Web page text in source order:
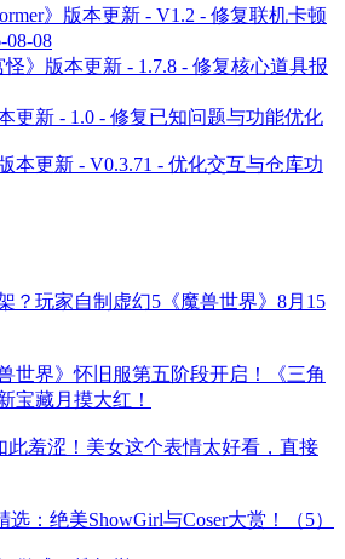
》版本更新 - V1.2 - 修复联机卡顿
08-08
怪》版本更新 - 1.7.8 - 修复核心道具报
更新 - 1.0 - 修复已知问题与功能优化
本更新 - V0.3.71 - 优化交互与仓库功
？玩家自制虚幻5《魔兽世界》8月15
世界》怀旧服第五阶段开启！《三角
宝藏月摸大红！
此羞涩！美女这个表情太好看，直接
选：绝美ShowGirl与Coser大赏！（5）